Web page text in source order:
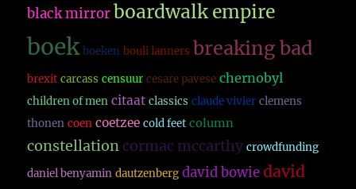
black mirror boardwalk empire
boek boeken bouli lanners breaking bad
brexit carcass censuur cesare pavese chernobyl
children of men citaat classics claude vivier clemens
thonen coen coetzee cold feet column
constellationcormac mccarthy crowdfunding
daniel benyamin dautzenberg david bowie david